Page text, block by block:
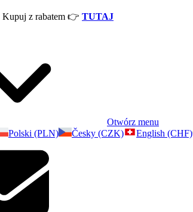
Kupuj z rabatem 👉 TUTAJ
Otwórz menu
Polski (PLN) Česky (CZK) English (CHF)